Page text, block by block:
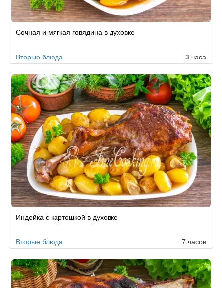
Сочная и мягкая говядина в духовке
Вторые блюда 3 часа
Индейка с картошкой в духовке
Вторые блюда 7 часов